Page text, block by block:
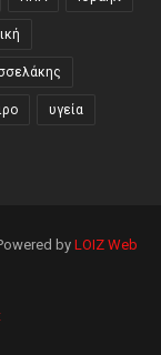
υγεία
by LOIZ Web